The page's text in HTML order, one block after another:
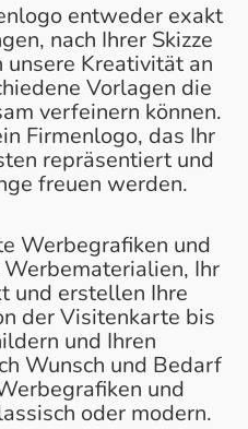
entweder exakt
nach Ihrer Skizze
Kreativität an
Vorlagen die
verfeinern können.
Firmenlogo, das Ihr
repräsentiert und
freuen werden.
Werbegrafiken und
Ihr
und erstellen Ihre
der Visitenkarte bis
und Ihren
Wunsch und Bedarf
und
oder modern.